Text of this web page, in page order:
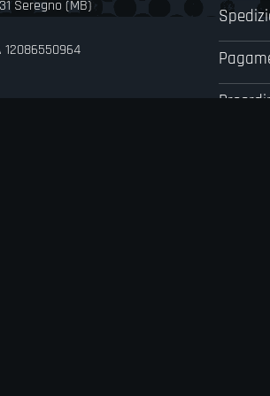
Seregno (MB)
12086550964